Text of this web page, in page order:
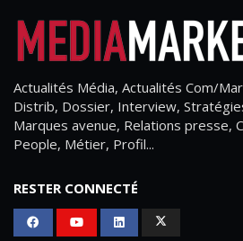
Actualités Média, Actualités Com/
Distrib, Dossier, Interview,
Marques avenue, Relations presse,
People, Métier, Profil...
RESTER CONNECTÉ